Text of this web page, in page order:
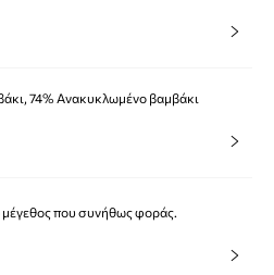
74% Ανακυκλωμένο βαμβάκι
μέγεθος που συνήθως φοράς.